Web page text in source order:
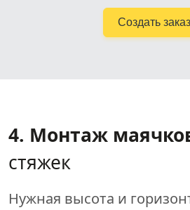
Создать заказ
4. Монтаж
стяжек
Нужная высота и